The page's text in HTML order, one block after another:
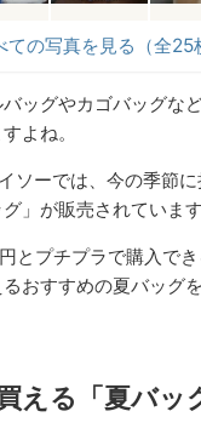
ての写真を見る（全25
ッグやカゴバッグな
よね。
ソーでは、今の季節
」が販売されています
とプチプラで購入で
おすすめの夏バッグ
える「夏バッ